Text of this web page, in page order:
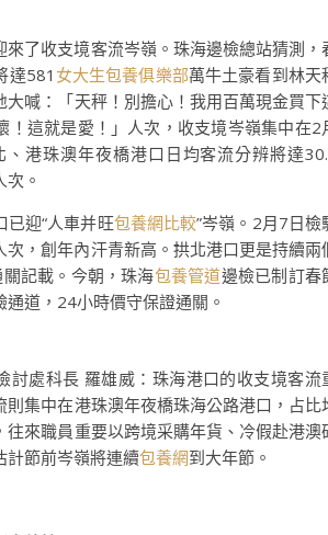
來了收支境客流岑嶺。珠海邊檢總站猜測，
達581 女大生包養俱樂部萬牛土豪看到林天
大喊：「天秤！別擔心！我用百萬現金買下
！這就是愛！」人次，收支境岑嶺集中在2
港珠澳年夜橋港口日均客流分辨將達
次。
已迎“人車并旺包養網比較”岑嶺。2月7日檢
次，創年內汗青新高。拱北港口更是持續兩
記載。今朝，珠海包養管道邊檢已制訂春
道，24小時價守保證通關。
討處科長 羅雄威：珠海港口的收支境客流
集中在港珠澳年夜橋珠海公路港口，占比
往來職員重要以跨境采購年貨、冷假赴港澳
計節前岑嶺將連續包養網到大年節。